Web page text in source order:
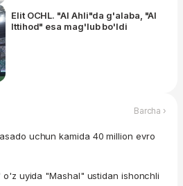
Elit OCHL. "Al Ahli"da g'alaba, "Al
Ittihod" esa mag'lub bo'ldi
Barcha ›
uchun kamida 40 million evro
o'z uyida "Mashal" ustidan ishonchli